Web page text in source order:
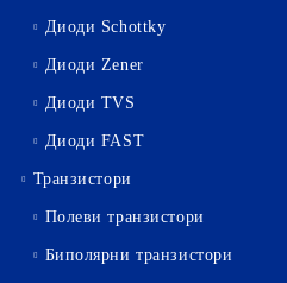
Диоди Schottky
Диоди Zener
Диоди TVS
Диоди FAST
Транзистори
Полеви транзистори
Биполярни транзистори